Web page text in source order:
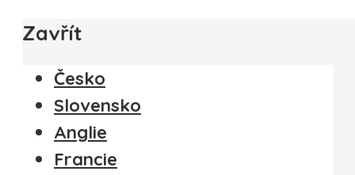
Zavřít
Česko
Slovensko
Anglie
Francie